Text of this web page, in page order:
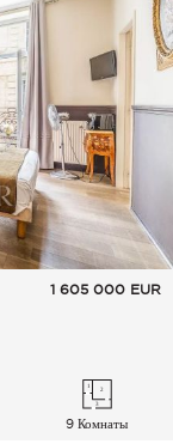
1 605 000 EUR
9 Комнаты